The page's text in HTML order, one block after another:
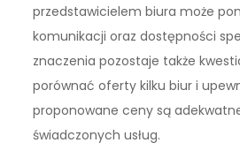
przedstawicielem biura może
komunikacji oraz dostępności
znaczenia pozostaje także
porównać oferty kilku biur i
proponowane ceny są
świadczonych usług.